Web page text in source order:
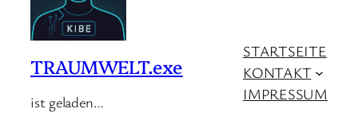
TRAUMWELT.exe
ist geladen…
STARTSEITE
KONTAKT
IMPRESSUM